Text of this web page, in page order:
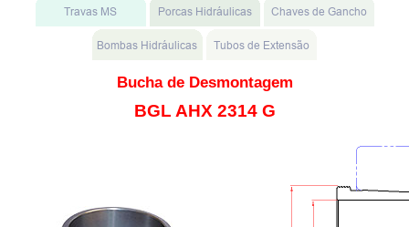
Bucha de Desmontagem
BGL AHX 2314 G